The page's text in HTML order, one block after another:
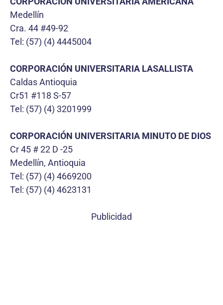
Medellín
Cra. 44 #49-92
Tel: (57) (4) 4445004
CORPORACIÓN UNIVERSITARIA LASALLISTA
Caldas Antioquia
Cr51 #118 S-57
Tel: (57) (4) 3201999
CORPORACIÓN UNIVERSITARIA MINUTO DE DIOS
Cr 45 # 22 D -25
Medellín, Antioquia
Tel: (57) (4) 4669200
Tel: (57) (4) 4623131
Publicidad